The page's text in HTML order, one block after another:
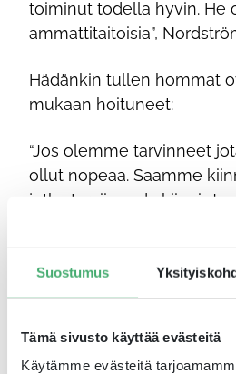
Suostumus
Tämä sivusto käyttää evästeitä
Käytämme evästeitä
toiminut todella hyvin. He
ammattitaitoisia”,
Hädänkin tullen hommat
mukaan hoituneet:
“Jos olemme tarvinneet
ollut nopeaa. Saamme
jotka tarvii saada kiinni.
olemme pyytäneet apua,
onnistunut.”
ison vahingon